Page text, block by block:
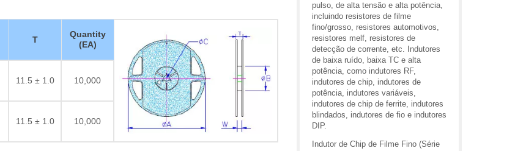
T
Quantity
(EA)
11.5 ± 1.0 10,000
11.5 ± 1.0 10,000
pulso, de alta tensão e alta potência,
incluindo resistores de filme
fino/grosso, resistores automotivos,
resistores melf, resistores de
detecção de corrente, etc. Indutores
de baixa ruído, baixa TC e alta
potência, como indutores RF,
indutores de chip, indutores de
potência, indutores variáveis,
indutores de chip de ferrite, indutores
blindados, indutores de fio e indutores
DIP.
Indutor de Chip de Filme Fino (Série